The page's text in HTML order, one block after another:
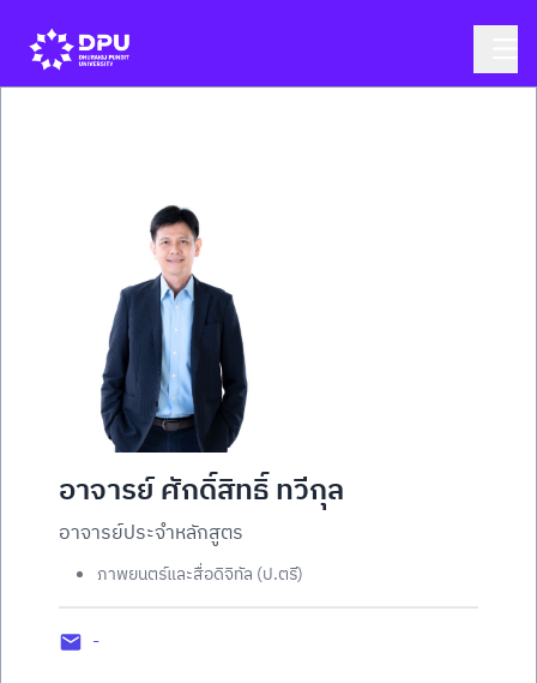
อาจารย์ ศักดิ์สิทธิ์ ทวีกุล
อาจารย์ประจำหลักสูตร
ภาพยนตร์และสื่อดิจิทัล (ป.ตรี)
-